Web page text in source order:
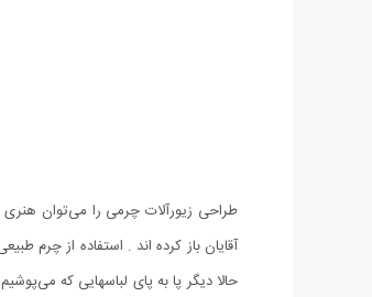
طراحی زیورآلات چرمی را می‌توان هنری
آقایان باز کرده اند . استفاده از
حالا دیگر پا به پای لباسهایی که